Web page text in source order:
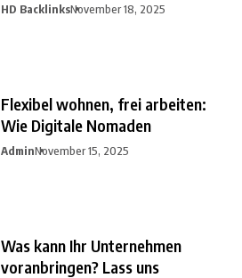
HD BacklinksNovember 18, 2025
Flexibel wohnen, frei arbeiten:
Wie Digitale Nomaden
AdminNovember 15, 2025
Was kann Ihr Unternehmen
voranbringen? Lass uns